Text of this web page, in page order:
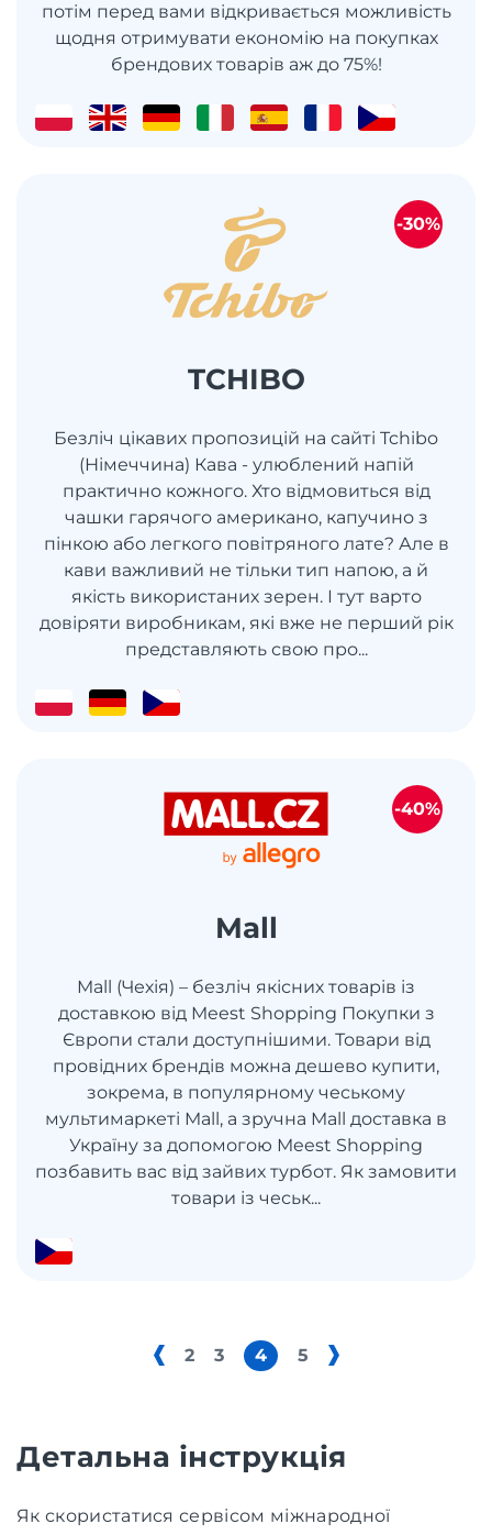
потім перед вами відкривається можливість
щодня отримувати економію на покупках
брендових товарів аж до 75%!
TCHIBO
Безліч цікавих пропозицій на сайті Tchibo
(Німеччина) Кава - улюблений напій
практично кожного. Хто відмовиться від
чашки гарячого американо, капучино з
пінкою або легкого повітряного лате? Але в
кави важливий не тільки тип напою, а й
якість використаних зерен. І тут варто
довіряти виробникам, які вже не перший рік
представляють свою про...
-30%
Mall
Mall (Чехія) – безліч якісних товарів із
доставкою від Meest Shopping Покупки з
Європи стали доступнішими. Товари від
провідних брендів можна дешево купити,
зокрема, в популярному чеському
мультимаркеті Mall, а зручна Mall доставка в
Україну за допомогою Meest Shopping
позбавить вас від зайвих турбот. Як замовити
товари із чеськ...
-40%
2 3 4 5
Детальна інструкція
Як скористатися сервісом міжнародної